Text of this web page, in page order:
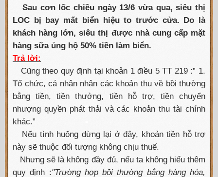
Sau cơn lốc chiều ngày 13/6 vừa qua, siêu thị
LOC bị bay mất biển hiệu to trước cửa. Do là
khách hàng lớn, siêu thị được nhà cung cấp mặt
hàng sữa ủng hộ 50% tiền làm biển.
Trả lời:
Cũng theo quy định tại khoản 1 điều 5 TT 219 :” 1.
Tổ chức, cá nhân nhận các khoản thu về bồi thường
bằng tiền, tiền thưởng, tiền hỗ trợ, tiền chuyển
nhượng quyền phát thải và các khoản thu tài chính
khác.”
Nếu tình huống dừng lại ở đây, khoản tiền hỗ trợ
này sẽ thuộc đối tượng không chịu thuế.
Nhưng sẽ là không đầy đủ, nếu ta không hiểu thêm
quy định :"Trường hợp bồi thường bằng hàng hóa,